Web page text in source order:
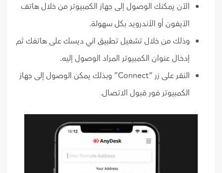
الآن يمكنك الوصول إلى جهاز الكمبيوتر من خلال هاتف
الآيفون أو الأندرويد بكل سهولة.
وذلك من خلال تشغيل تطبيق اني ديسك على هاتفك ثم
إدخال عنوان الكمبيوتر المراد الوصول إليه.
النقر على زر “Connect” وبذلك يمكن الوصول إلى جهاز
الكمبيوتر فور قبول الاتصال.